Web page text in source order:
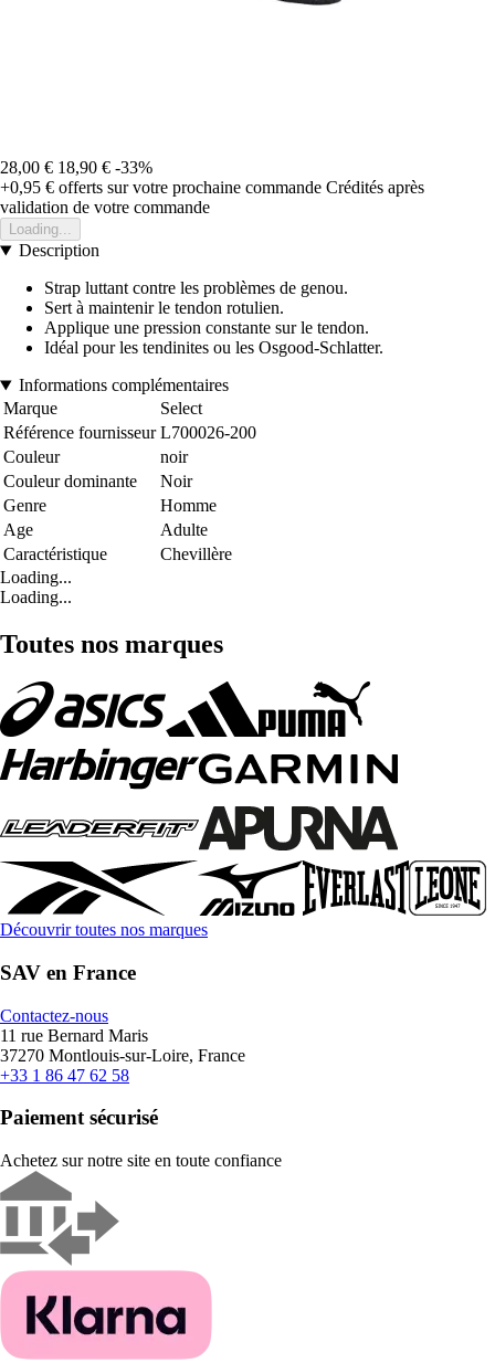
28,00 € 18,90 € -33%
+0,95 € offerts sur votre prochaine commande Crédités après
validation de votre commande
Loading...
Description
Strap luttant contre les problèmes de genou.
Sert à maintenir le tendon rotulien.
Applique une pression constante sur le tendon.
Idéal pour les tendinites ou les Osgood-Schlatter.
Informations complémentaires
Marque
Select
Référence fournisseur L700026-200
Couleur
noir
Couleur dominante
Noir
Genre
Homme
Age
Adulte
Caractéristique
Chevillère
Loading...
Loading...
Toutes nos marques
Découvrir toutes nos marques
SAV en France
Contactez-nous
11 rue Bernard Maris
37270 Montlouis-sur-Loire, France
+33 1 86 47 62 58
Paiement sécurisé
Achetez sur notre site en toute confiance